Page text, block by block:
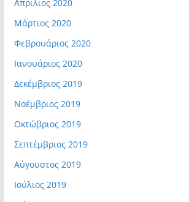
Απρίλιος 2020
Μάρτιος 2020
Φεβρουάριος 2020
Ιανουάριος 2020
Δεκέμβριος 2019
Νοέμβριος 2019
Οκτώβριος 2019
Σεπτέμβριος 2019
Αύγουστος 2019
Ιούλιος 2019